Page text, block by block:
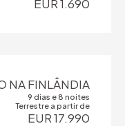
EUR 1.690
NA FINLÂNDIA
9 dias e 8 noites
Terrestre a partir de
EUR 17.990